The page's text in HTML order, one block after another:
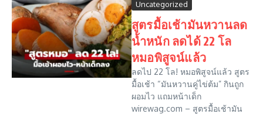
Uncategorized
สูตรมื้อเช้ามันหวานลด
น้ำหนัก ลดได้ 22 โล
หมอพิสูจน์แล้ว
ลดไป 22 โล! หมอพิสูจน์แล้ว สูตร
มื้อเช้า “มันหวานคู่ไข่ต้ม” กินถูก
ผอมไว แถมหน้าเด็ก
wirewag.com – สูตรมื้อเช้ามัน